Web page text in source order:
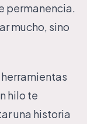
permanencia.
mucho, sino
hilo te
una historia